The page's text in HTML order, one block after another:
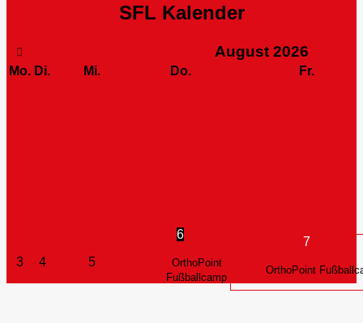
SFL Kalender
August 2026
Mo. Di. Mi. Do. Fr.
3 4 5
6
OrthoPoint
Fußballcamp
7
OrthoPoint